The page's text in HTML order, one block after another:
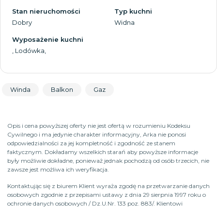
Stan nieruchomości
Dobry
Typ kuchni
Widna
Wyposażenie kuchni
, Lodówka,
Winda Balkon Gaz
Opis i cena powyższej oferty nie jest ofertą w rozumieniu Kodeksu
Cywilnego i ma jedynie charakter informacyjny, Arka nie ponosi
odpowiedzialności za jej kompletność i zgodność ze stanem
faktycznym. Dokładamy wszelkich starań aby powyższe informacje
były możliwie dokładne, ponieważ jednak pochodzą od osób trzecich, nie
zawsze jest możliwa ich weryfikacja.
Kontaktując się z biurem Klient wyraża zgodę na przetwarzanie danych
osobowych zgodnie z przepisami ustawy z dnia 29 sierpnia 1997 roku o
ochronie danych osobowych / Dz.U.Nr. 133 poz. 883/. Klientowi